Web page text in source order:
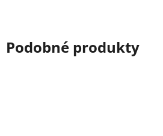
Podobné produkty